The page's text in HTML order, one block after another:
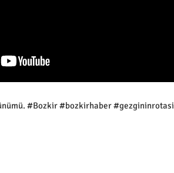
#Bozkir #bozkirhaber #gezgininrotasi